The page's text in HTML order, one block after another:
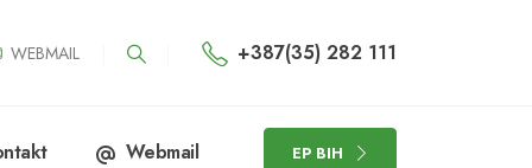
WEBMAIL +387(35) 282 111
Webmail EP BIH